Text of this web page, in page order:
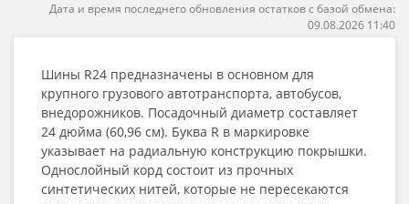
Дата и время последнего обновления остатков с базой обмена:
09.08.2026 11:40
Шины R24 предназначены в основном для
крупного грузового автотранспорта, автобусов,
внедорожников. Посадочный диаметр составляет
24 дюйма (60,96 см). Буква R в маркировке
указывает на радиальную конструкцию покрышки.
Однослойный корд состоит из прочных
синтетических нитей, которые не пересекаются